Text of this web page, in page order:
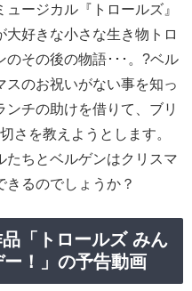
ージカル『トロールズ』
大好きな小さな生き物トロ
その後の物語･･･。?ベル
のお祝いがない事を知っ
チの助けを借りて、ブリ
さを教えようとします。
たちとベルゲンはクリスマ
きるのでしょうか？
「トロールズ みん
！」の予告動画